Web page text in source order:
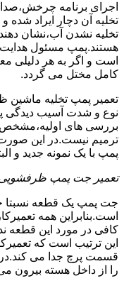
اجرای برنامه
تخلیه آن دچار ایراد شده
تخلیه نشدن آب،نشان
هستند.پمپ مسئول
است و اگر به هر دلیلی
کامل مختل می گردد.
تعمیر پمپ تخلیه ماشین
نوع و شدت آسیب دیدگی
بررسی های اولیه،مشخص
ترمیم نیست.در این
پمپ با یک نمونه جدید و
تعمیر جت پمپ
جت پمپ یک قطعه نسبتا
است.بنابراین همه
کافی در مورد این قطعه
این ترتیب است که
قسمت پرچ جدا می کند.در
را از داخل هسته بیرون